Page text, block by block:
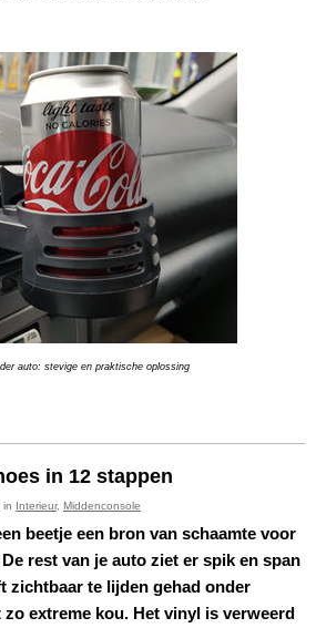
auto: stevige en praktische oplossing
in 12 stappen
in Interieur, Middenconsole
beetje een bron van schaamte voor
rest van je auto ziet er spik en span
zichtbaar te lijden gehad onder
extreme kou. Het vinyl is verweerd